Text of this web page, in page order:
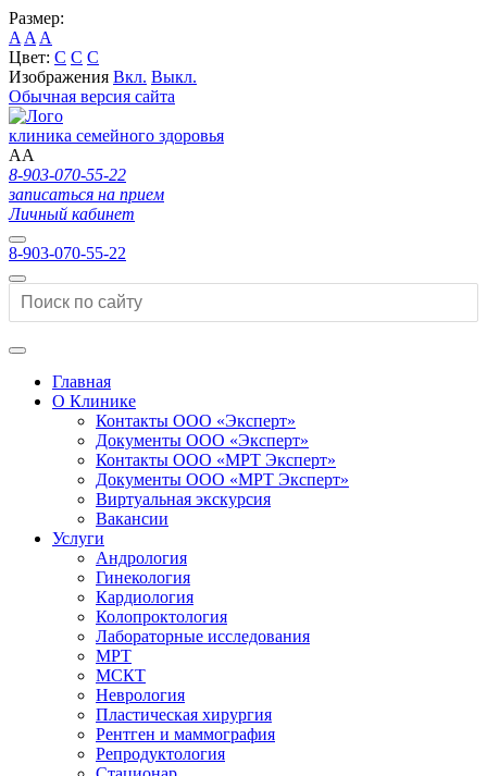
Размер:
A A A
Цвет: C C C
Изображения Вкл. Выкл.
Обычная версия сайта
клиника семейного здоровья
AA
8-903-070-55-22
записаться на прием
Личный кабинет
8-903-070-55-22
Главная
О Клинике
Контакты ООО «Эксперт»
Документы ООО «Эксперт»
Контакты ООО «МРТ Эксперт»
Документы ООО «МРТ Эксперт»
Виртуальная экскурсия
Вакансии
Услуги
Андрология
Гинекология
Кардиология
Колопроктология
Лабораторные исследования
МРТ
МСКТ
Неврология
Пластическая хирургия
Рентген и маммография
Репродуктология